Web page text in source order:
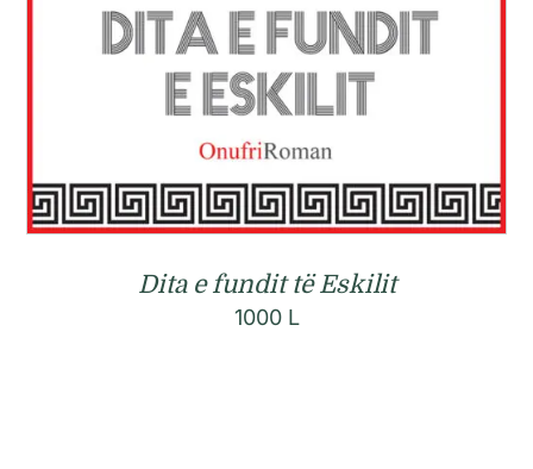
Dita e fundit të Eskilit
1000 L